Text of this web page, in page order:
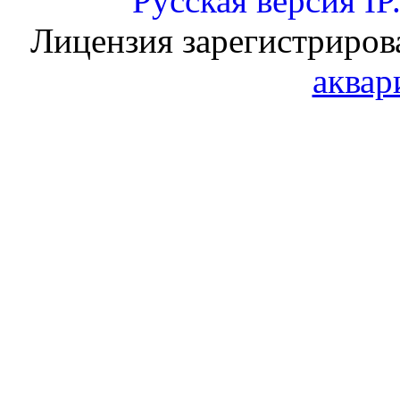
Лицензия